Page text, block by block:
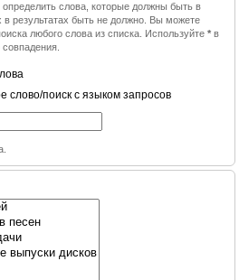
определить слова, которые должны быть в
в результатах быть не должно. Вы можете
любого слова из списка. Используйте * в
слово/поиск с языком запросов